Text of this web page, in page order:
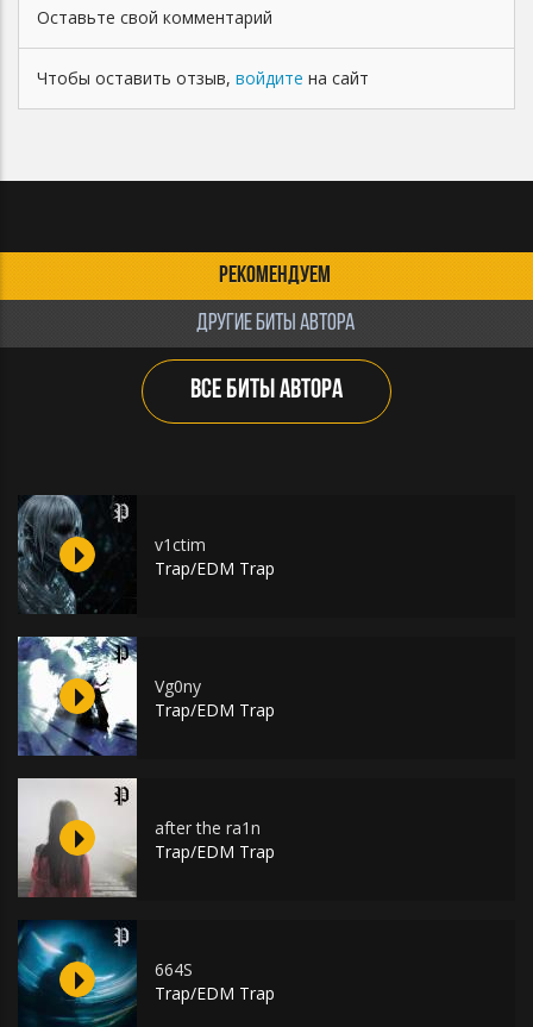
Оставьте свой комментарий
Чтобы оставить отзыв, войдите на сайт
РЕКОМЕНДУЕМ
ДРУГИЕ БИТЫ АВТОРА
ВСЕ БИТЫ АВТОРА
v1ctim
Trap/EDM Trap
Vg0ny
Trap/EDM Trap
after the ra1n
Trap/EDM Trap
664S
Trap/EDM Trap